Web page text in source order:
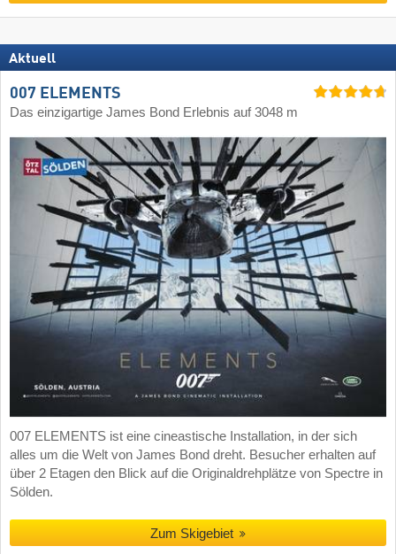
Aktuell
007 ELEMENTS
Das einzigartige James Bond Erlebnis auf 3048 m
007 ELEMENTS ist eine cineastische Installation, in der sich
alles um die Welt von James Bond dreht. Besucher erhalten auf
über 2 Etagen den Blick auf die Originaldrehplätze von Spectre in
Sölden.
Zum Skigebiet